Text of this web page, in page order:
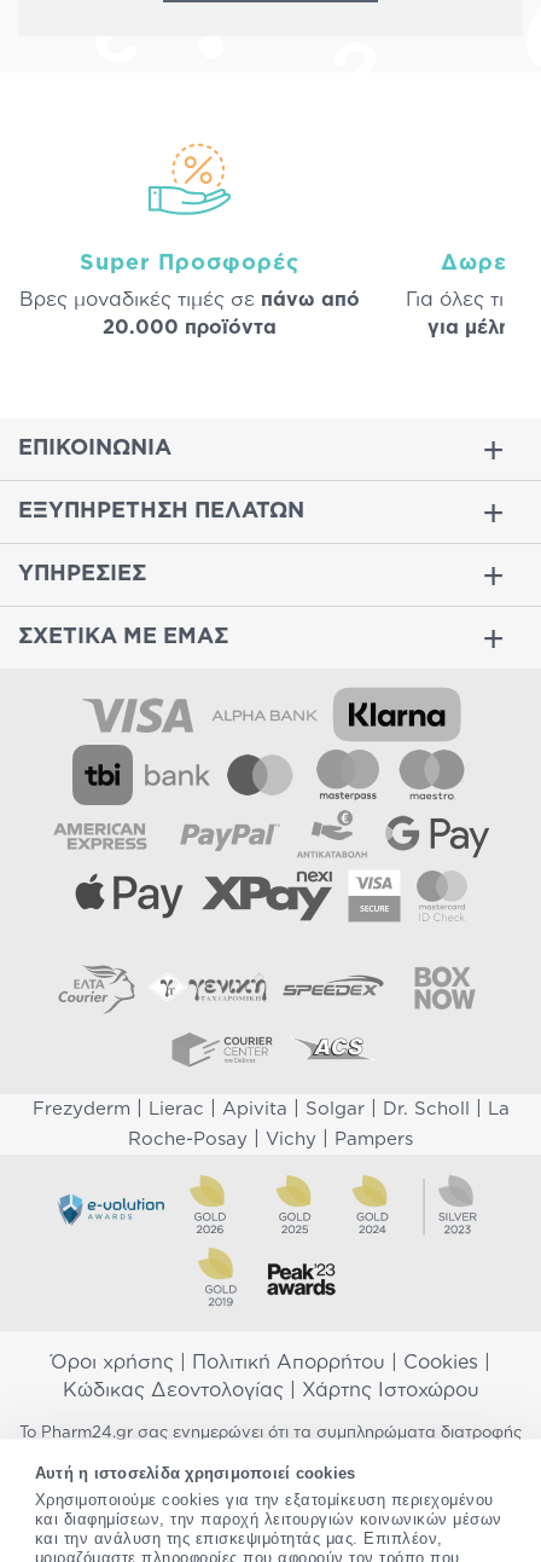
Αυτή η ιστοσελίδα χρησιμοποιεί cookies
Χρησιμοποιούμε cookies για την εξατομίκευση περιεχομένου
και διαφημίσεων, την παροχή λειτουργιών κοινωνικών μέσων
και την ανάλυση της επισκεψιμότητάς μας. Επιπλέον,
μοιραζόμαστε πληροφορίες που αφορούν τον τρόπο που
Super Προσφορές
Βρες μοναδικές τιμές σε πάνω από
20.000 προϊόντα
Δωρεάν
Για όλες τις
για μέλη
ΕΠΙΚΟΙΝΩΝΙΑ
ΕΞΥΠΗΡΕΤΗΣΗ ΠΕΛΑΤΩΝ
ΥΠΗΡΕΣΙΕΣ
ΣΧΕΤΙΚΑ ΜΕ ΕΜΑΣ
Frezyderm Lierac Apivita Solgar| Dr. Scholl
La
Roche-Posay
Vichy Pampers
Όροι χρήσης Πολιτική Απορρήτου Cookies
Κώδικας Δεοντολογίας| Χάρτης Ιστοχώρου
Το Pharm24.gr σας ενημερώνει ότι τα συμπληρώματα διατροφής
προορίζονται για την πρόληψη, αγωγή ή θεραπεία ανθρώπινης
νόσου. Συμβουλευτείτε τον γιατρό σας εάν είστε έγκυος,
θηλάζετε, ακολουθείτε παράλληλα φαρμακευτική αγωγή ή
αντιμετωπίζετε προβλήματα υγείας πριν χρησιμοποιήσετε